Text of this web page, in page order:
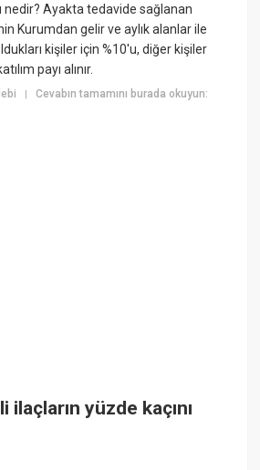
nedir? Ayakta tedavide sağlanan
Kurumdan gelir ve aylık alanlar ile
kişiler için %10'u, diğer kişiler
payı alınır.
|Cevabın tamamını burada okuyun:
yüzde kaçını